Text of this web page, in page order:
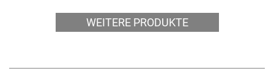
WEITERE PRODUKTE